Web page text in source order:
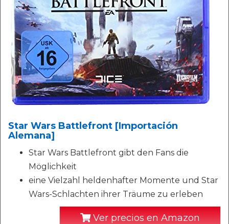
Star Wars Battlefront [Importación
Alemana]
Star Wars Battlefront gibt den Fans die
Möglichkeit
eine Vielzahl heldenhafter Momente und Star
Wars-Schlachten ihrer Träume zu erleben
Ver precios en Amazon